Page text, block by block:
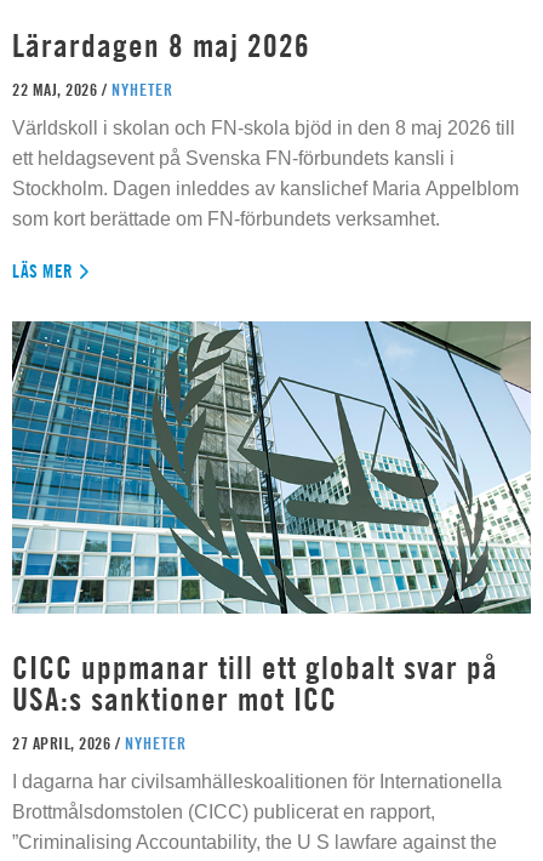
Lärardagen 8 maj 2026
22 MAJ, 2026 / NYHETER
Världskoll i skolan och FN-skola bjöd in den 8 maj 2026 till
ett heldagsevent på Svenska FN-förbundets kansli i
Stockholm. Dagen inleddes av kanslichef Maria Appelblom
som kort berättade om FN-förbundets verksamhet.
LÄS MER
CICC uppmanar till ett globalt svar på
USA:s sanktioner mot ICC
27 APRIL, 2026 / NYHETER
I dagarna har civilsamhälleskoalitionen för Internationella
Brottmålsdomstolen (CICC) publicerat en rapport,
”Criminalising Accountability, the U S lawfare against the